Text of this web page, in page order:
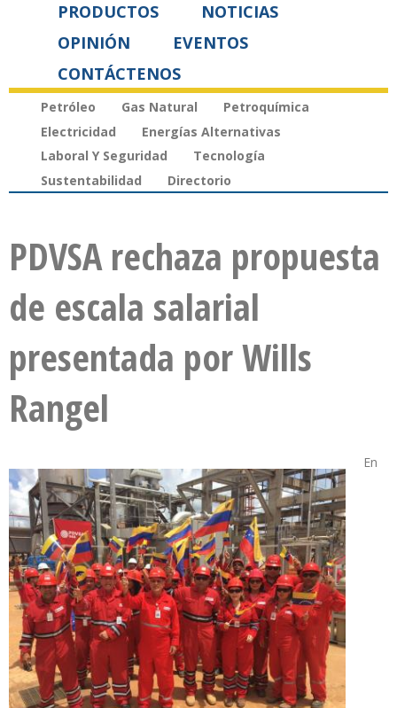
PRODUCTOS
NOTICIAS
OPINIÓN
EVENTOS
CONTÁCTENOS
Petróleo Gas Natural
Petroquímica
Electricidad
Energías Alternativas
Laboral Y Seguridad
Tecnología
Sustentabilidad
Directorio
PDVSA rechaza propuesta
de escala salarial
presentada por Wills
Rangel
En